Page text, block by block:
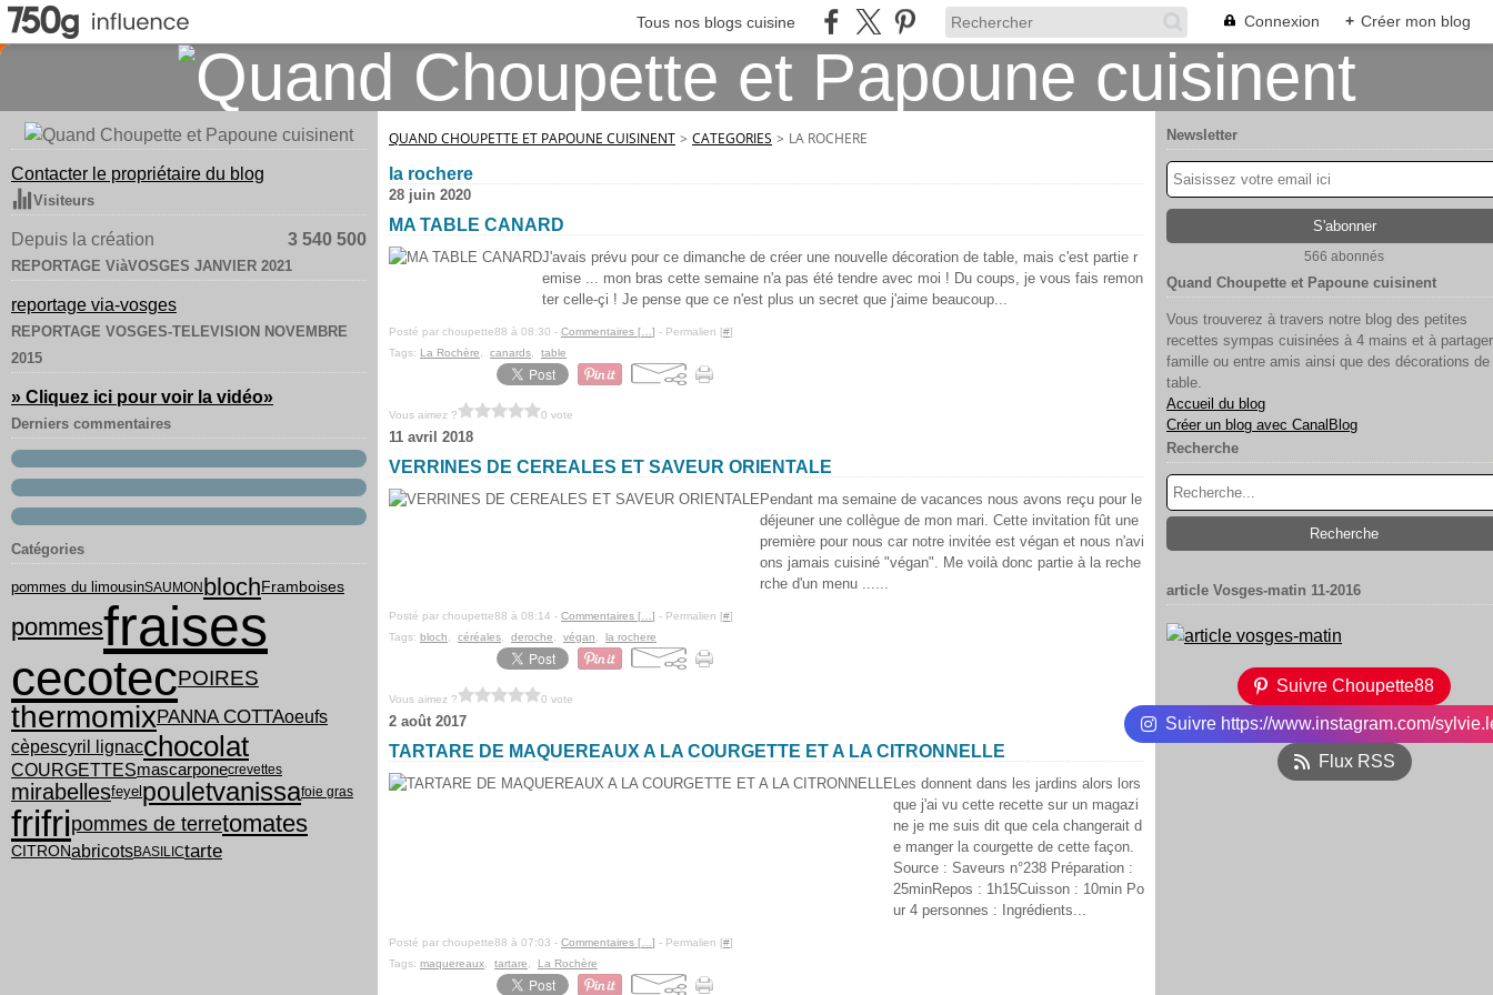
Tous nos blogs cuisine Connexion + Créer mon blog
Contacter le propriétaire du blog
Visiteurs
Depuis la création 3 540 500
REPORTAGE ViàVOSGES JANVIER 2021
reportage via-vosges
REPORTAGE VOSGES-TELEVISION NOVEMBRE
2015
» Cliquez ici pour voir la vidéo»
Derniers commentaires
Catégories
pommes du limousinSAUMONbloch Framboises
pommesfraises
cecotecPOIRES
thermomixPANNA COTTAoeufs
cèpescyril lignacchocolat
COURGETTESmascarponecrevettes
mirabellesfeyel pouletvanissafoie gras
frifripommes de terretomates
CITRONabricotsBASILICtarte
QUAND CHOUPETTE ET PAPOUNE CUISINENT > CATEGORIES > LA ROCHERE
la rochere
28 juin 2020
MA TABLE CANARD
J'avais prévu pour ce dimanche de créer une nouvelle décoration de table, mais c'est partie r
emise ... mon bras cette semaine n'a pas été tendre avec moi ! Du coups, je vous fais remon
ter celle-çi ! Je pense que ce n'est plus un secret que j'aime beaucoup...
Posté par choupette88 à 08:30 - Commentaires [ ] - Permalien [#]
Tags: La Rochère canards table
Vous aimez ? 0 vote
11 avril 2018
VERRINES DE CEREALES ET SAVEUR ORIENTALE
Pendant ma semaine de vacances nous avons reçu pour le
déjeuner une collègue de mon mari. Cette invitation fût une
première pour nous car notre invitée est végan et nous n'avi
ons jamais cuisiné "végan". Me voilà donc partie à la reche
rche d'un menu ......
Posté par choupette88 à 08:14 - Commentaires [ ] - Permalien [#]
Tags: bloch céréales deroche végan la rochere
Vous aimez ? 0 vote
2 août 2017
TARTARE DE MAQUEREAUX A LA COURGETTE ET A LA CITRONNELLE
Les donnent dans les jardins alors lors
que j'ai vu cette recette sur un magazi
ne je me suis dit que cela changerait d
e manger la courgette de cette façon.
Source : Saveurs n°238 Préparation :
25minRepos : 1h15Cuisson : 10min Po
ur 4 personnes : Ingrédients...
Posté par choupette88 à 07:03 - Commentaires [ ] - Permalien [#]
Tags: maquereaux tartare La Rochère
Newsletter
566 abonnés
Quand Choupette et Papoune cuisinent
Vous trouverez à travers notre blog des petites
recettes sympas cuisinées à 4 mains et à
famille ou entre amis ainsi que des décorations de
table.
Accueil du blog
Créer un blog avec CanalBlog
Recherche
article Vosges-matin 11-2016
Suivre Choupette88
Suivre https://www.instagram.com/
Flux RSS